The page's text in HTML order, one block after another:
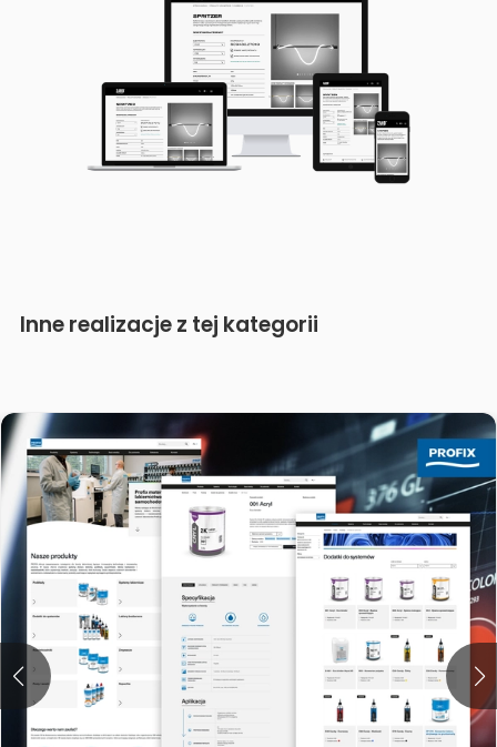
Inne realizacje z tej kategorii
Ewifoam
Wielojęzyczna dedykowana strona www zintegrowana z
systemem PIM
Strony wizerunkowe
Dedykowane strony internetowe
Produktowe strony internetowe